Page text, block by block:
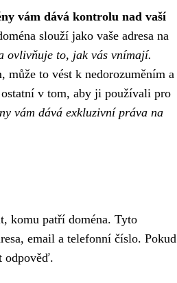
vám dává kontrolu nad vaší
slouží jako vaše adresa na
ovlivňuje to, jak vás vnímají.
​​může to vést k nedorozuměním a
v tom, aby ji používali pro
vám dává exkluzivní práva na
komu patří doména. Tyto
email a telefonní číslo. Pokud
odpověď.